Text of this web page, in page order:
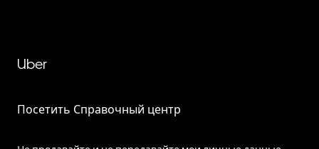
Uber
Посетить Справочный центр